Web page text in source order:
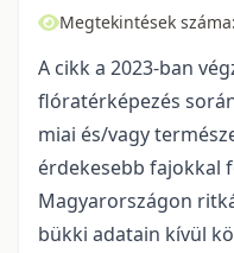
Megtekintések száma:
A cikk a 2023-ban
flóratérképezés
miai és/vagy
érdekesebb fajokkal
Magyarországon
bükki adatain kívül